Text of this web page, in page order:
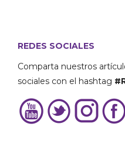
REDES SOCIALES
Comparta nuestros
sociales con el hashtag